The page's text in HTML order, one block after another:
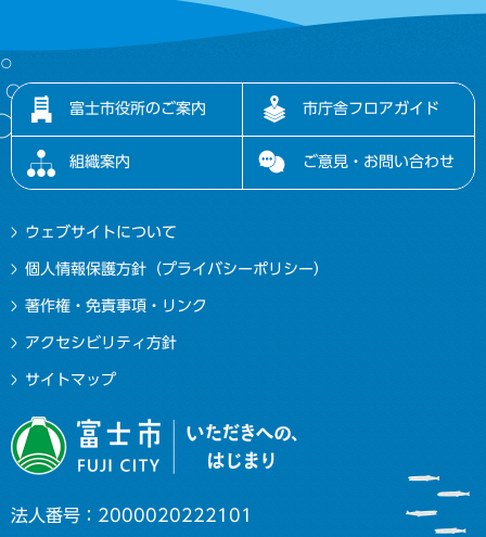
富士市役所のご案内 市庁舎フロアガイド
組織案内 ご意見・お問い合わせ
ウェブサイトについて
個人情報保護方針（プライバシーポリシー）
著作権・免責事項・リンク
アクセシビリティ方針
サイトマップ
法人番号：2000020222101